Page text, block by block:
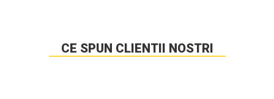
CE SPUN CLIENTII NOSTRI